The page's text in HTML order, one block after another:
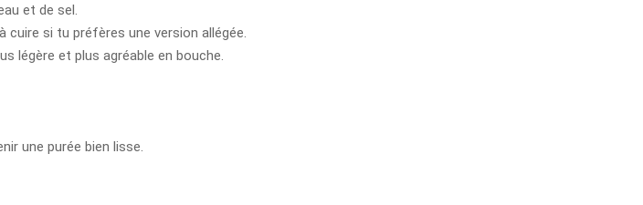
et de sel.
si tu préfères une version allégée.
légère et plus agréable en bouche.
une purée bien lisse.